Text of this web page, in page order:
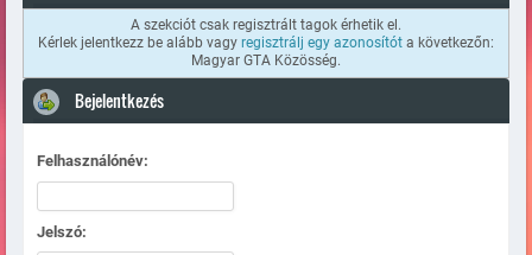
A szekciót csak regisztrált tagok érhetik el.
Kérlek jelentkezz be alább vagy regisztrálj egy azonosítót a következőn:
Magyar GTA Közösség.
Bejelentkezés
Felhasználónév:
Jelszó: